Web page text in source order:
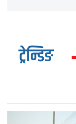
ट्रेन्डिङ